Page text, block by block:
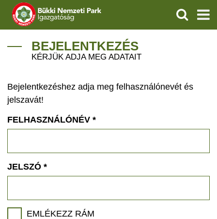
IGAZGATÓSÁG
VÍZVÉDELEM
ÖKOTURIZMUS
GEOPARKOK
KERESÉS
BEJELENTKEZÉS
KÉRJÜK ADJA MEG ADATAIT
Bejelentkezéshez adja meg felhasználónevét és
jelszavát!
FELHASZNÁLÓNÉV *
JELSZÓ *
EMLÉKEZZ RÁM